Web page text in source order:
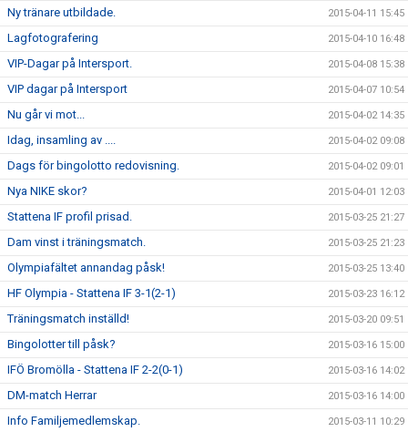
Ny tränare utbildade. 2015-04-11 15:45
Lagfotografering 2015-04-10 16:48
VIP-Dagar på Intersport. 2015-04-08 15:38
VIP dagar på Intersport 2015-04-07 10:54
Nu går vi mot... 2015-04-02 14:35
Idag, insamling av .... 2015-04-02 09:08
Dags för bingolotto redovisning. 2015-04-02 09:01
Nya NIKE skor? 2015-04-01 12:03
Stattena IF profil prisad. 2015-03-25 21:27
Dam vinst i träningsmatch. 2015-03-25 21:23
Olympiafältet annandag påsk! 2015-03-25 13:40
HF Olympia - Stattena IF 3-1(2-1) 2015-03-23 16:12
Träningsmatch inställd! 2015-03-20 09:51
Bingolotter till påsk? 2015-03-16 15:00
IFÖ Bromölla - Stattena IF 2-2(0-1) 2015-03-16 14:02
DM-match Herrar 2015-03-16 14:00
Info Familjemedlemskap. 2015-03-11 10:29